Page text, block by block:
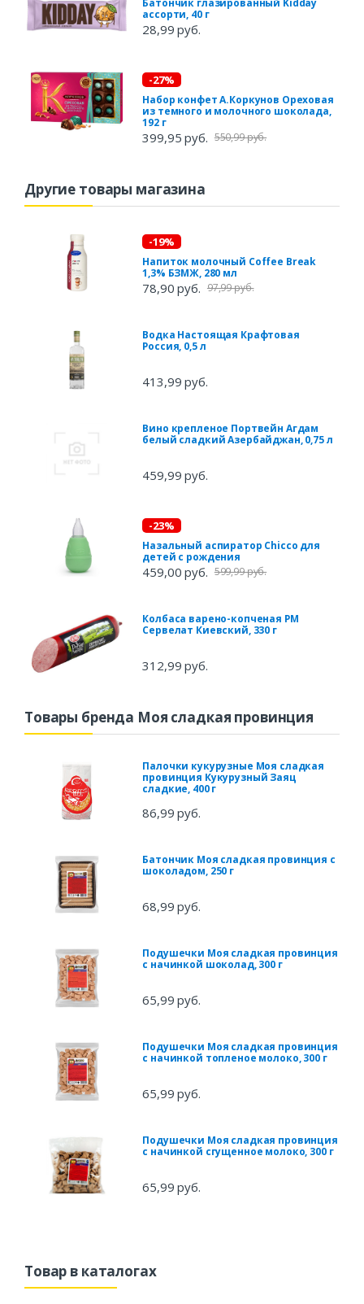
Батончик глазированный Kidday
ассорти, 40 г
28,99 руб.
-27%
Набор конфет А.Коркунов Ореховая
из темного и молочного шоколада,
192 г
399,95 руб. 550,99 руб.
Другие товары магазина
-19%
Напиток молочный Coffee Break
1,3% БЗМЖ, 280 мл
78,90 руб. 97,99 руб.
Водка Настоящая Крафтовая
Россия, 0,5 л
413,99 руб.
Вино крепленое Портвейн Агдам
белый сладкий Азербайджан, 0,75 л
459,99 руб.
-23%
Назальный аспиратор Chicco для
детей с рождения
459,00 руб. 599,99 руб.
Колбаса варено-копченая РМ
Сервелат Киевский, 330 г
312,99 руб.
Товары бренда Моя сладкая провинция
Палочки кукурузные Моя сладкая
провинция Кукурузный Заяц
сладкие, 400 г
86,99 руб.
Батончик Моя сладкая провинция с
шоколадом, 250 г
68,99 руб.
Подушечки Моя сладкая провинция
с начинкой шоколад, 300 г
65,99 руб.
Подушечки Моя сладкая провинция
с начинкой топленое молоко, 300 г
65,99 руб.
Подушечки Моя сладкая провинция
с начинкой сгущенное молоко, 300 г
65,99 руб.
Товар в каталогах